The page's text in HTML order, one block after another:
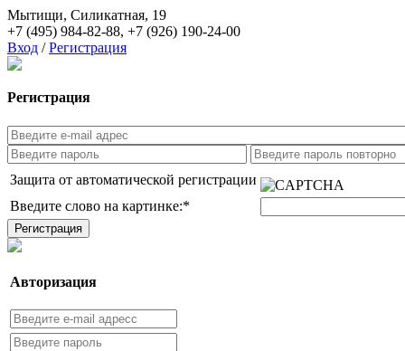
Мытищи, Силикатная, 19
+7 (495) 984-82-88, +7 (926) 190-24-00
Вход / Регистрация
Регистрация
Защита от автоматической регистрации
Введите слово на картинке:*
Авторизация